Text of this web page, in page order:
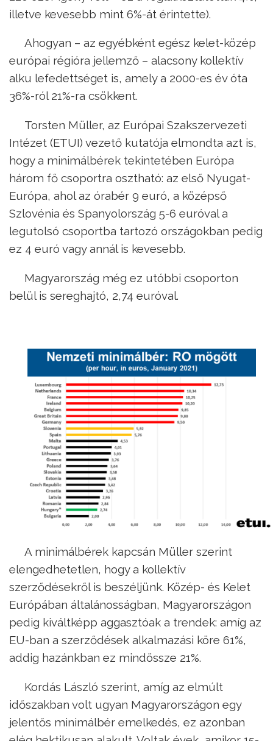
illetve kevesebb mint 6%-át érintette).
Ahogyan – az egyébként egész kelet-közép
európai régióra jellemző – alacsony kollektív
alku lefedettséget is, amely a 2000-es év óta
36%-ról 21%-ra csökkent.
Torsten Müller, az Európai Szakszervezeti
Intézet (ETUI) vezető kutatója elmondta azt is,
hogy a minimálbérek tekintetében Európa
három fő csoportra osztható: az első Nyugat-
Európa, ahol az órabér 9 euró, a középső
Szlovénia és Spanyolország 5-6 euróval a
legutolsó csoportba tartozó országokban pedig
ez 4 euró vagy annál is kevesebb.
Magyarország még ez utóbbi csoporton
belül is sereghajtó, 2,74 euróval.
A minimálbérek kapcsán Müller szerint
elengedhetetlen, hogy a kollektív
szerződésekről is beszéljünk. Közép- és Kelet
Európában általánosságban, Magyarországon
pedig kiváltképp aggasztóak a trendek: amíg az
EU-ban a szerződések alkalmazási köre 61%,
addig hazánkban ez mindössze 21%.
Kordás László szerint, amíg az elmúlt
időszakban volt ugyan Magyarországon egy
jelentős minimálbér emelkedés, ez azonban